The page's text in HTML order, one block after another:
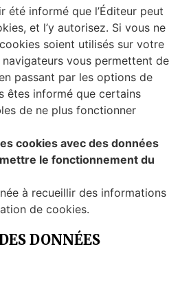
été informé que l’Éditeur peut
et l’y autorisez. Si vous ne
soient utilisés sur votre
vous permettent de
passant par les options de
êtes informé que certains
de ne plus fonctionner
cookies avec des données
le fonctionnement du
à recueillir des informations
de cookies.
DONNÉES